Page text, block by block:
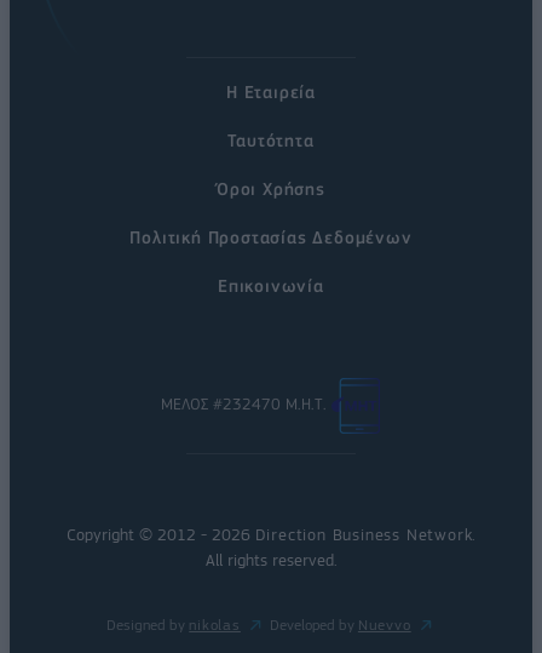
Η Εταιρεία
Ταυτότητα
Όροι Χρήσης
Πολιτική Προστασίας Δεδομένων
Επικοινωνία
ΜΕΛΟΣ #232470 Μ.Η.Τ.
Copyright © 2012 - 2026 Direction Business Network
All rights reserved.
Designed by nikolas Developed by Nuevvo